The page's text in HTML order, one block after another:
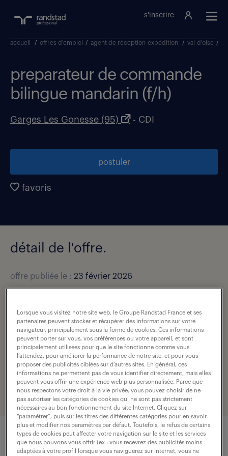
s'inscrire
accueil / offres d'emploi / agent de réception-expédition / val-d'oise /
preparateur de commande
bilingue mandarin (f/h)
Garges Les Gonesse (95) - CDI
postuler
favoris
détail de l'offre.
offre publiée le : 23 février 2026
salaire :33 000 - 40 000 € / an
localisation :Garges Les Gonesse (95)
type de contrat :cdi
expérience :5 année(s)
référence de l'offre :307-D86-R002025_01R
Lorsque vous visitez notre site web, le Groupe Randstad France et ses
partenaires peuvent stocker et récupérer des informations sur votre
navigateur, principalement sous la forme de cookies. Ces informations
peuvent porter sur vous, vos préférences ou votre appareil, et sont
principalement utilisées pour que le site fonctionne comme vous
l’attendez, pour améliorer la performance de notre site, et pour vous
proposer des publicités ciblées sur d’autres sites. En général, ces
informations ne permettent pas de vous identifier directement, mais elles
peuvent vous offrir une expérience web plus personnalisée. Parce que
nous respectons votre droit à la vie privée, vous pouvez choisir de ne
pas autoriser les catégories de cookies qui ne sont pas strictement
nécessaires au bon fonctionnement du site Internet. Cliquez sur
“paramétrer”, puis sur les titres des différentes catégories pour en savoir
plus et modifier nos paramètres par défaut. Toutefois, le refus de certains
types de cookies peut affecter votre navigation sur le site et les services
que nous pouvons vous offrir (ex : vous recevrez des publicités moins
adaptées à votre profil lorsque vous naviguerez sur Internet, vous ne